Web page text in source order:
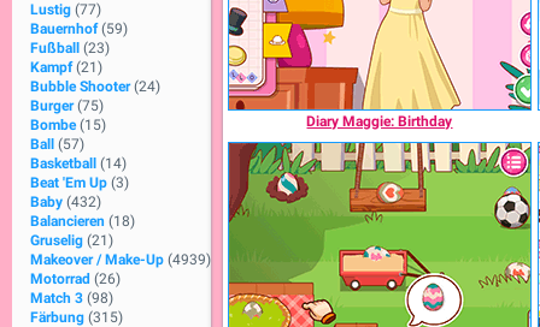
Lustig (77)
Bauernhof (59)
Fußball
(23)
Kampf (21)
Bubble Shooter (24)
Burger (75)
Bombe (15)
Ball
(57)
Basketball
(14)
Beat 'Em Up (3)
Baby (432)
Balancieren (18)
Gruselig (21)
Makeover / Make-Up (4939)
Motorrad (26)
Match 3 (98)
Färbung (315)
Diary Maggie: Birthday